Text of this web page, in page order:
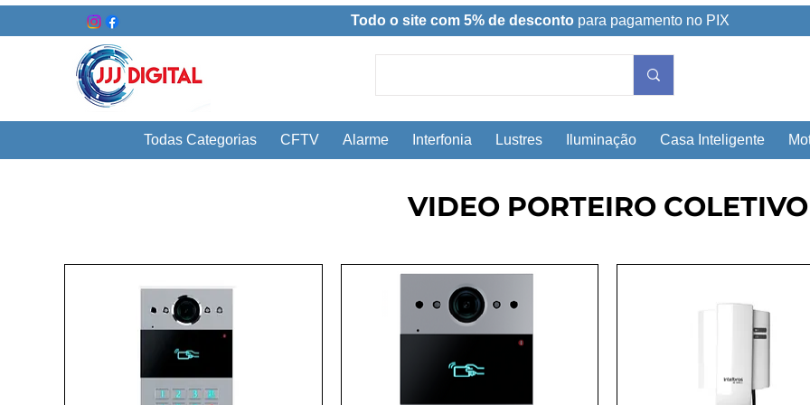
Todo o site com 5% de desconto para pagamento no PIX
Todas Categorias CFTV Alarme Interfonia Lustres Iluminação Casa Inteligente
VIDEO PORTEIRO COLETIVO